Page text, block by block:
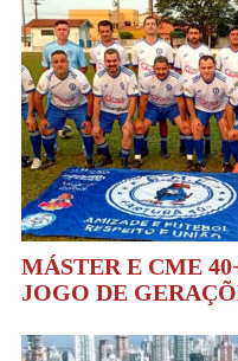
MÁSTER E CME
JOGO DE